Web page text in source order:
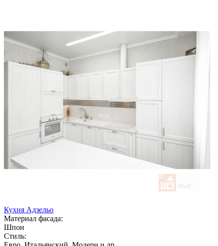
Кухня Адзельо
Материал фасада:
Шпон
Стиль: